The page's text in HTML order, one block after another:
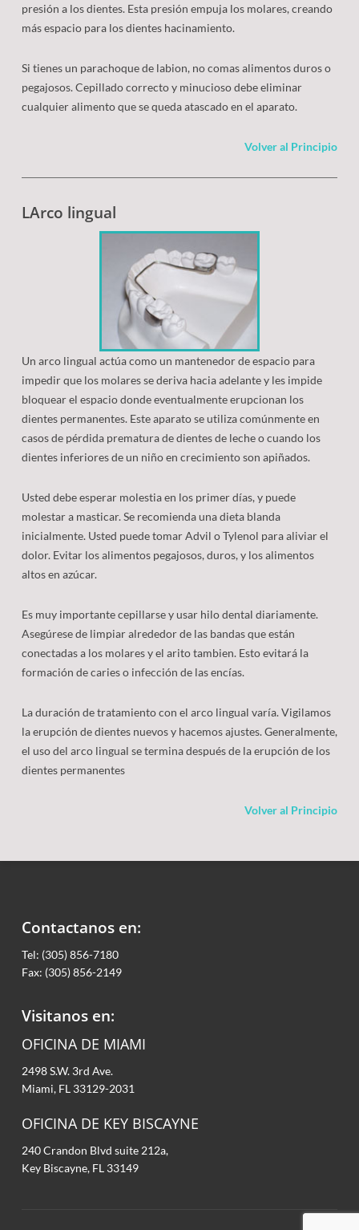
presión a los dientes. Esta presión empuja los molares, creando
más espacio para los dientes hacinamiento.
Si tienes un parachoque de labion, no comas alimentos duros o
pegajosos. Cepillado correcto y minucioso debe eliminar
cualquier alimento que se queda atascado en el aparato.
Volver al Principio
LArco lingual
Un arco lingual actúa como un mantenedor de espacio para
impedir que los molares se deriva hacia adelante y les impide
bloquear el espacio donde eventualmente erupcionan los
dientes permanentes. Este aparato se utiliza comúnmente en
casos de pérdida prematura de dientes de leche o cuando los
dientes inferiores de un niño en crecimiento son apiñados.
Usted debe esperar molestia en los primer días, y puede
molestar a masticar. Se recomienda una dieta blanda
inicialmente. Usted puede tomar Advil o Tylenol para aliviar el
dolor. Evitar los alimentos pegajosos, duros, y los alimentos
altos en azúcar.
Es muy importante cepillarse y usar hilo dental diariamente.
Asegúrese de limpiar alrededor de las bandas que están
conectadas a los molares y el arito tambien. Esto evitará la
formación de caries o infección de las encías.
La duración de tratamiento con el arco lingual varía. Vigilamos
la erupción de dientes nuevos y hacemos ajustes. Generalmente,
el uso del arco lingual se termina después de la erupción de los
dientes permanentes
Volver al Principio
Contactanos en:
Tel: (305) 856-7180
Fax: (305) 856-2149
Visitanos en:
OFICINA DE MIAMI
2498 S.W. 3rd Ave.
Miami, FL 33129-2031
OFICINA DE KEY BISCAYNE
240 Crandon Blvd suite 212a,
Key Biscayne, FL 33149